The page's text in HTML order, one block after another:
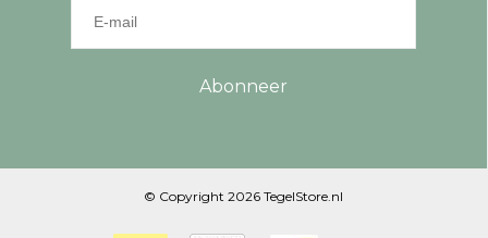
Abonneer
© Copyright 2026 TegelStore.nl